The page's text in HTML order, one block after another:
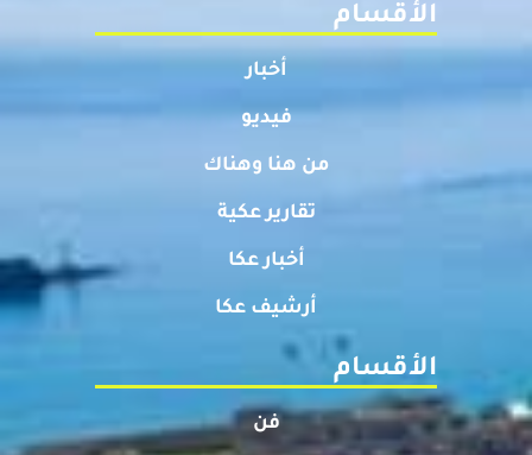
الأقسام
أخبار
فيديو
من هنا وهناك
تقارير عكية
أخبار عكا
أرشيف عكا
الأقسام
فن